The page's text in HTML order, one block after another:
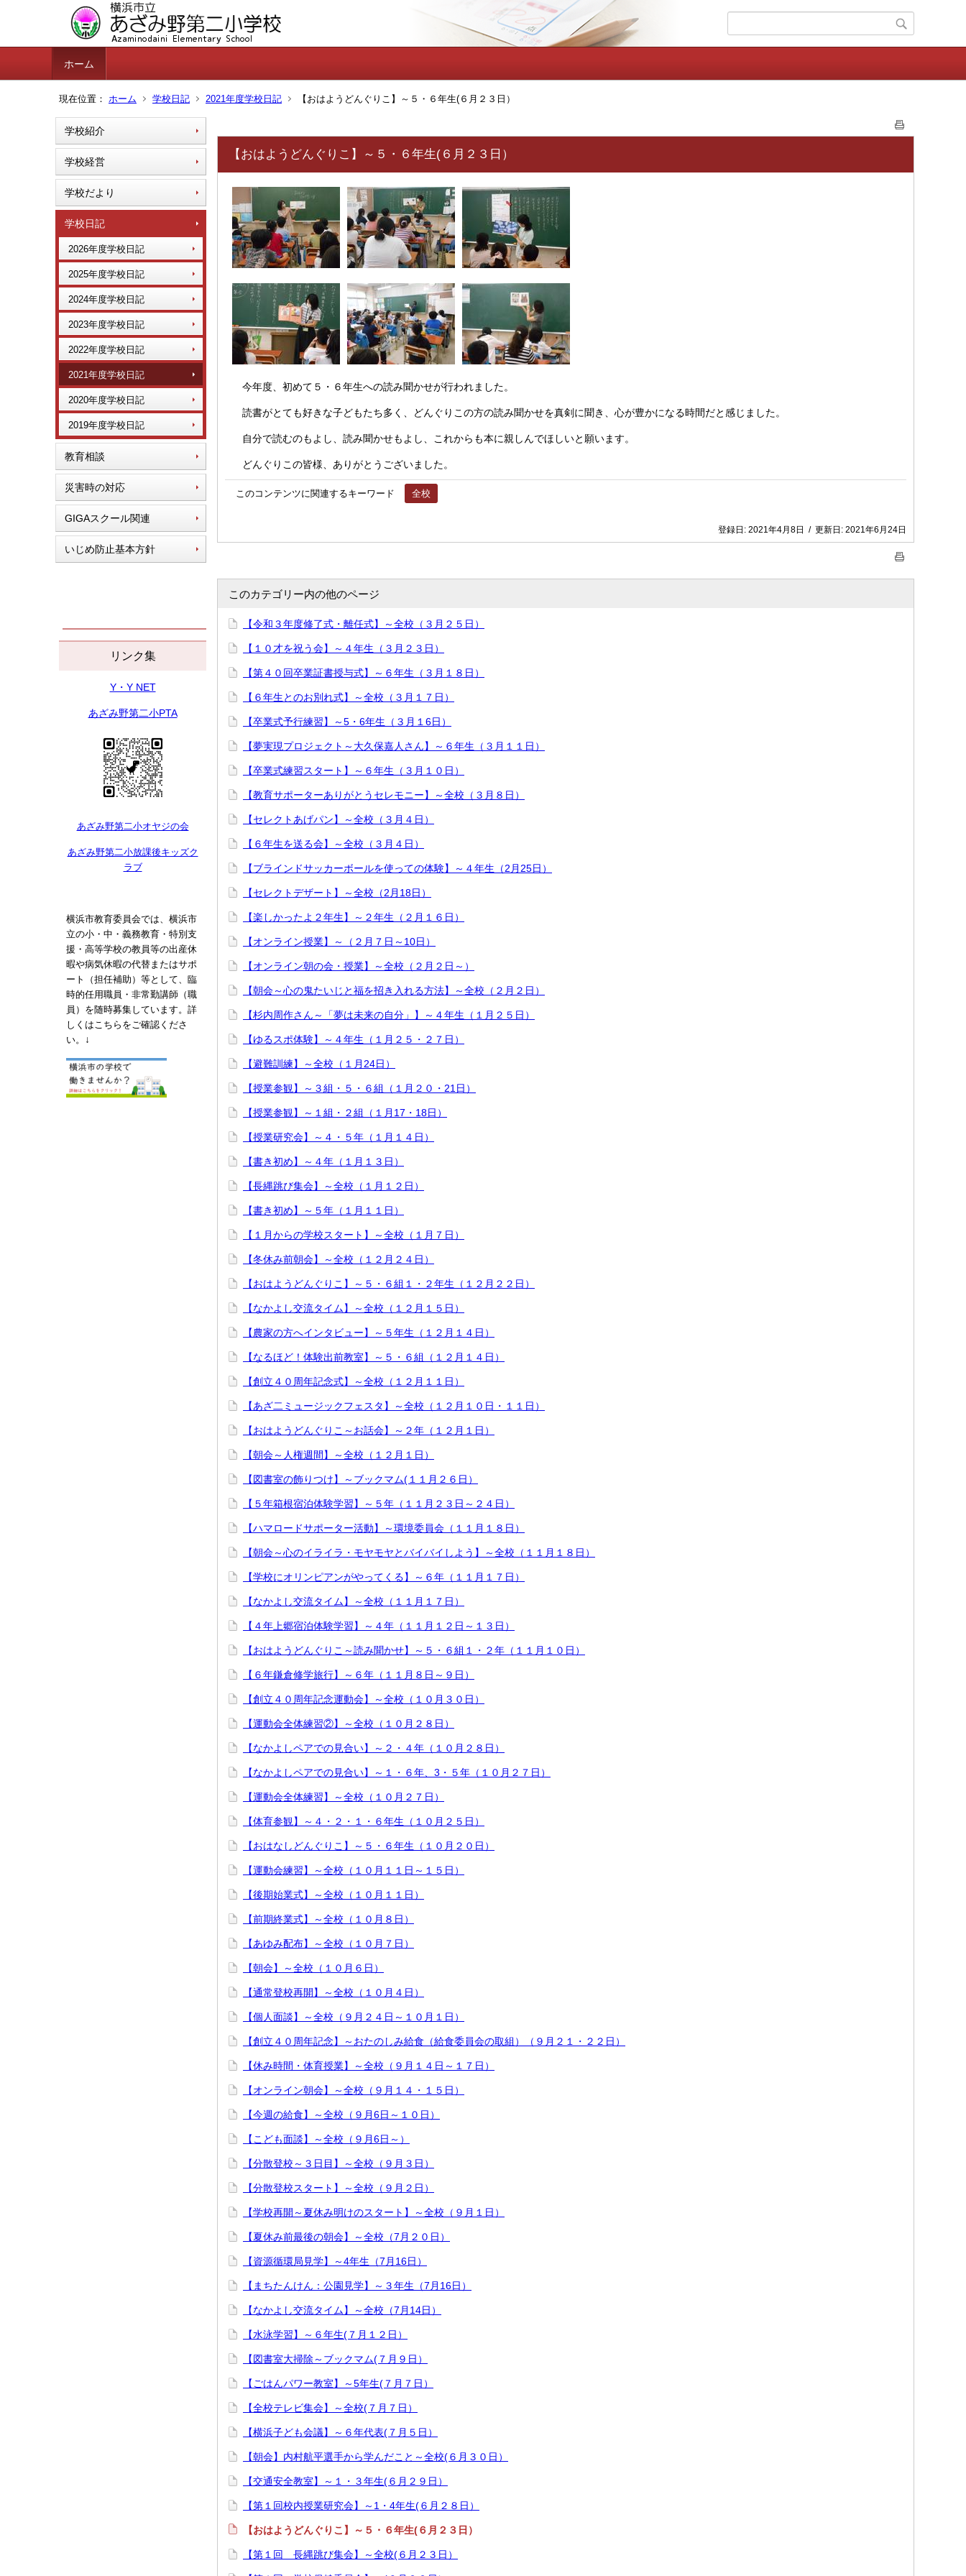
ホーム
現在位置： ホーム 学校日記 2021年度学校日記 【おはようどんぐりこ】～５・６年生(６月２３日）
学校紹介
学校経営
学校だより
学校日記
2026年度学校日記
2025年度学校日記
2024年度学校日記
2023年度学校日記
2022年度学校日記
2021年度学校日記
2020年度学校日記
2019年度学校日記
教育相談
災害時の対応
GIGAスクール関連
いじめ防止基本方針
リンク集
Y・Y NET
あざみ野第二小PTA
あざみ野第二小オヤジの会
あざみ野第二小放課後キッズク
ラブ
横浜市教育委員会では、横浜市
立の小・中・義務教育・特別支
援・高等学校の教員等の出産休
暇や病気休暇の代替またはサポ
ート（担任補助）等として、臨
時的任用職員・非常勤講師（職
員）を随時募集しています。詳
しくはこちらをご確認くださ
い。
↓
【おはようどんぐりこ】～５・６年生(６月２３日）
今年度、初めて５・６年生への読み聞かせが行われました。
読書がとても好きな子どもたち多く、どんぐりこの方の読み聞かせを真剣に聞き、心が豊かになる時間だと感じました。
自分で読むのもよし、読み聞かせもよし、これからも本に親しんでほしいと願います。
どんぐりこの皆様、ありがとうございました。
このコンテンツに関連するキーワード 全校
登録日: 2021年4月8日 / 更新日: 2021年6月24日
このカテゴリー内の他のページ
【令和３年度修了式・離任式】～全校（３月２５日）
【１０才を祝う会】～４年生（３月２３日）
【第４０回卒業証書授与式】～６年生（３月１８日）
【６年生とのお別れ式】～全校（３月１７日）
【卒業式予行練習】～5・6年生（３月１6日）
【夢実現プロジェクト～大久保嘉人さん】～６年生（３月１１日）
【卒業式練習スタート】～６年生（３月１０日）
【教育サポーターありがとうセレモニー】～全校（３月８日）
【セレクトあげパン】～全校（３月４日）
【６年生を送る会】～全校（３月４日）
【ブラインドサッカーボールを使っての体験】～４年生（2月25日）
【セレクトデザート】～全校（2月18日）
【楽しかったよ２年生】～２年生（２月１６日）
【オンライン授業】～（２月７日～10日）
【オンライン朝の会・授業】～全校（２月２日～）
【朝会～心の鬼たいじと福を招き入れる方法】～全校（２月２日）
【杉内周作さん～「夢は未来の自分」】～４年生（１月２５日）
【ゆるスポ体験】～４年生（１月２５・２７日）
【避難訓練】～全校（１月24日）
【授業参観】～３組・５・６組（１月２０・21日）
【授業参観】～１組・２組（１月17・18日）
【授業研究会】～４・５年（１月１４日）
【書き初め】～４年（１月１３日）
【長縄跳び集会】～全校（１月１２日）
【書き初め】～５年（１月１１日）
【１月からの学校スタート】～全校（１月７日）
【冬休み前朝会】～全校（１２月２４日）
【おはようどんぐりこ】～５・６組１・２年生（１２月２２日）
【なかよし交流タイム】～全校（１２月１５日）
【農家の方へインタビュー】～５年生（１２月１４日）
【なるほど！体験出前教室】～５・６組（１２月１４日）
【創立４０周年記念式】～全校（１２月１１日）
【あざ二ミュージックフェスタ】～全校（１２月１０日・１１日）
【おはようどんぐりこ～お話会】～２年（１２月１日）
【朝会～人権週間】～全校（１２月１日）
【図書室の飾りつけ】～ブックマム(１１月２６日）
【５年箱根宿泊体験学習】～５年（１１月２３日～２４日）
【ハマロードサポーター活動】～環境委員会（１１月１８日）
【朝会～心のイライラ・モヤモヤとバイバイしよう】～全校（１１月１８日）
【学校にオリンピアンがやってくる】～６年（１１月１７日）
【なかよし交流タイム】～全校（１１月１７日）
【４年上郷宿泊体験学習】～４年（１１月１２日～１３日）
【おはようどんぐりこ～読み聞かせ】～５・６組１・２年（１１月１０日）
【６年鎌倉修学旅行】～６年（１１月８日～９日）
【創立４０周年記念運動会】～全校（１０月３０日）
【運動会全体練習②】～全校（１０月２８日）
【なかよしペアでの見合い】～２・４年（１０月２８日）
【なかよしペアでの見合い】～１・６年、3・５年（１０月２７日）
【運動会全体練習】～全校（１０月２７日）
【体育参観】～４・２・１・６年生（１０月２５日）
【おはなしどんぐりこ】～５・６年生（１０月２０日）
【運動会練習】～全校（１０月１１日～１５日）
【後期始業式】～全校（１０月１１日）
【前期終業式】～全校（１０月８日）
【あゆみ配布】～全校（１０月７日）
【朝会】～全校（１０月６日）
【通常登校再開】～全校（１０月４日）
【個人面談】～全校（９月２４日～１０月１日）
【創立４０周年記念】～おたのしみ給食（給食委員会の取組）（９月２１・２２日）
【休み時間・体育授業】～全校（９月１４日～１７日）
【オンライン朝会】～全校（９月１４・１５日）
【今週の給食】～全校（９月6日～１０日）
【こども面談】～全校（９月6日～）
【分散登校～３日目】～全校（９月３日）
【分散登校スタート】～全校（９月２日）
【学校再開～夏休み明けのスタート】～全校（９月１日）
【夏休み前最後の朝会】～全校（7月２０日）
【資源循環局見学】～4年生（7月16日）
【まちたんけん：公園見学】～３年生（7月16日）
【なかよし交流タイム】～全校（7月14日）
【水泳学習】～６年生(７月１２日）
【図書室大掃除～ブックマム(７月９日）
【ごはんパワー教室】～5年生(７月７日）
【全校テレビ集会】～全校(７月７日）
【横浜子ども会議】～６年代表(７月５日）
【朝会】内村航平選手から学んだこと～全校(６月３０日）
【交通安全教室】～１・３年生(６月２９日）
【第１回校内授業研究会】～1・4年生(６月２８日）
【おはようどんぐりこ】～５・６年生(６月２３日）
【第１回 長縄跳び集会】～全校(６月２３日）